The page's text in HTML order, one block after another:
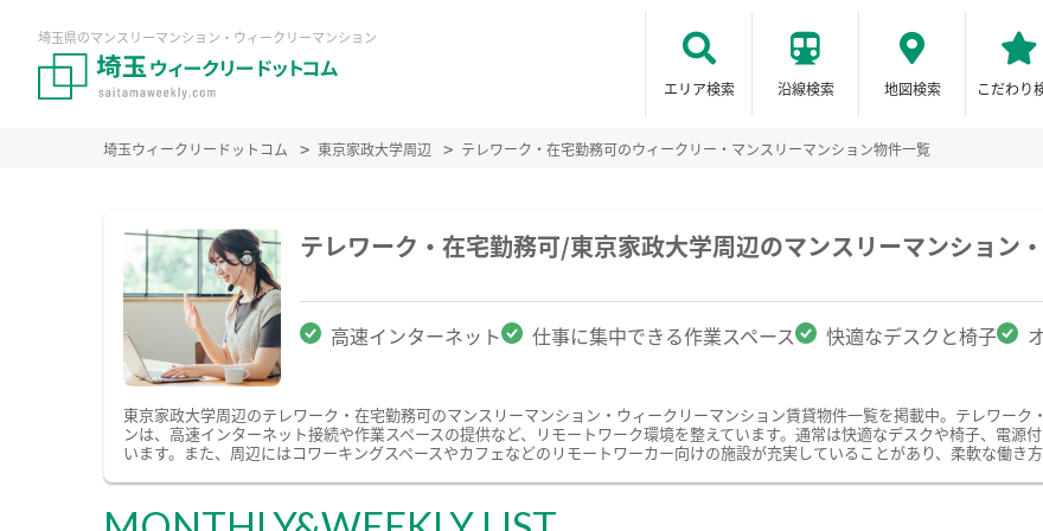
埼玉県のマンスリーマンション・ウィークリーマンション
エリア検索 沿線検索 地図検索 こだわり
埼玉ウィークリードットコム 東京家政大学周辺 テレワーク・在宅勤務可のウィークリー・マンスリーマンション物件一覧
テレワーク・在宅勤務可/東京家政大学周辺のマンスリーマンション
高速インターネット 仕事に集中できる作業スペース 快適なデスクと椅子
東京家政大学周辺のテレワーク・在宅勤務可のマンスリーマンション・ウィークリーマンション賃貸物件一覧を掲載中。テレワー
ンは、高速インターネット接続や作業スペースの提供など、リモートワーク環境を整えています。通常は快適なデスクや椅子、電源
います。また、周辺にはコワーキングスペースやカフェなどのリモートワーカー向けの施設が充実していることがあり、柔軟な働き方